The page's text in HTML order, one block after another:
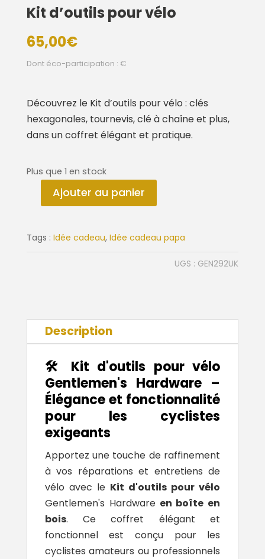
Kit d’outils pour vélo
65,00€
Dont éco-participation : €
Découvrez le Kit d’outils pour vélo : clés
hexagonales, tournevis, clé à chaîne et plus,
dans un coffret élégant et pratique.
Plus que 1 en stock
quantité
Kit
Ajouter au panier
Tags : Idée cadeau, Idée cadeau papa
UGS : GEN292UK
Description
🛠️ Kit d'outils pour vélo
Gentlemen's Hardware –
Élégance et fonctionnalité
pour les cyclistes
exigeants
Apportez une touche de raffinement
à vos réparations et entretiens de
vélo avec le Kit d'outils pour vélo
Gentlemen's Hardwareen boîte en
bois. Ce coffret élégant et
fonctionnel est conçu pour les
cyclistes amateurs ou professionnels